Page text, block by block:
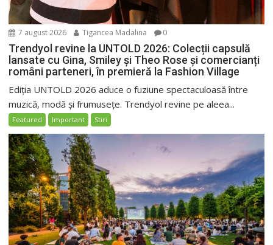
7 august 2026 Tigancea Madalina 0
Trendyol revine la UNTOLD 2026: Colecții capsulă
lansate cu Gina, Smiley și Theo Rose și comercianți
români parteneri, în premieră la Fashion Village
Ediția UNTOLD 2026 aduce o fuziune spectaculoasă între
muzică, modă și frumusețe. Trendyol revine pe aleea...
Featured Important Stiri